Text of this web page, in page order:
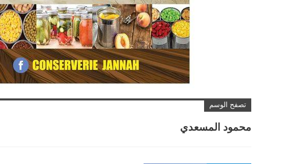
تصفح الوسم
محمود المسعدي